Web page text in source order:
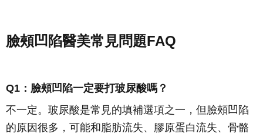
臉頰凹陷醫美常見問題FAQ
Q1：臉頰凹陷一定要打玻尿酸嗎？
不一定。玻尿酸是常見的填補選項之一，但臉頰凹陷
的原因很多，可能和脂肪流失、膠原蛋白流失、骨骼